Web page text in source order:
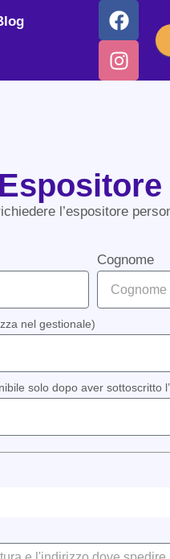
l’espositore
Cognome
nel gestionale)
solo dopo aver sottoscritto